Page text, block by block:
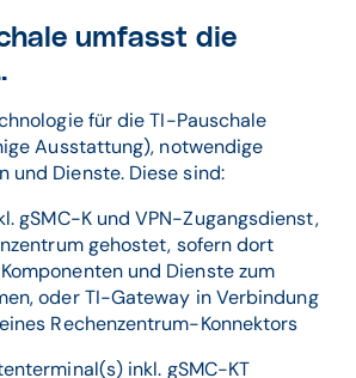
umfasst die
für die TI-Pauschale
Ausstattung), notwendige
und Dienste. Diese sind:
gSMC-K und VPN-Zugangsdienst,
gehostet, sofern dort
und Dienste zum
oder TI-Gateway in Verbindung
Rechenzentrum-Konnektors
inkl. gSMC-KT